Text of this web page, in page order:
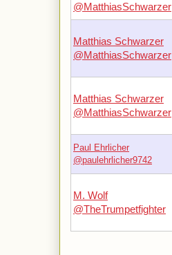
@MatthiasSchwarzer
Matthias Schwarzer
@MatthiasSchwarzer
Matthias Schwarzer
@MatthiasSchwarzer
Paul Ehrlicher
@paulehrlicher9742
M. Wolf
@TheTrumpetfighter